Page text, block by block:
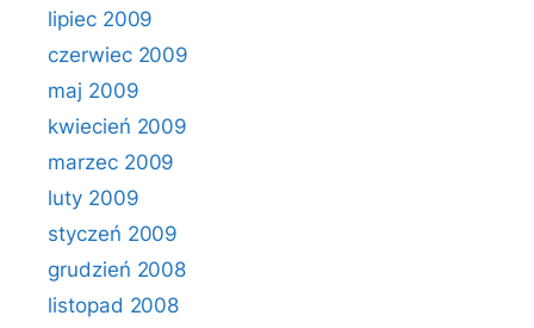
lipiec 2009
czerwiec 2009
maj 2009
kwiecień 2009
marzec 2009
luty 2009
styczeń 2009
grudzień 2008
listopad 2008